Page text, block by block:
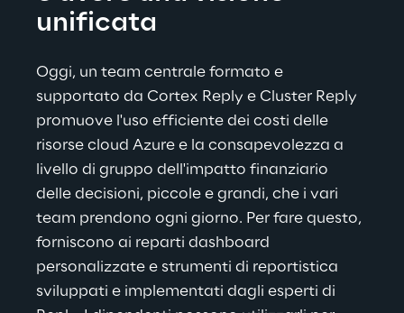
unificata
Oggi, un team centrale formato e
supportato da Cortex Reply e Cluster Reply
promuove l'uso efficiente dei costi delle
risorse cloud Azure e la consapevolezza a
livello di gruppo dell'impatto finanziario
delle decisioni, piccole e grandi, che i vari
team prendono ogni giorno. Per fare questo,
forniscono ai reparti dashboard
personalizzate e strumenti di reportistica
sviluppati e implementati dagli esperti di